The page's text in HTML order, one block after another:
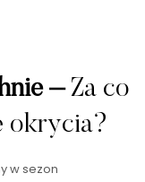
– Za co
okrycia?
w sezon